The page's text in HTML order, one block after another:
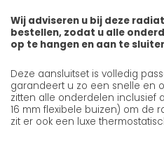
Wij adviseren u bij deze
bestellen, zodat u alle
op te hangen en aan te
Deze aansluitset is volledig
garandeert u zo een snelle en
zitten alle onderdelen inclusief
16 mm flexibele buizen) om de
zit er ook een luxe